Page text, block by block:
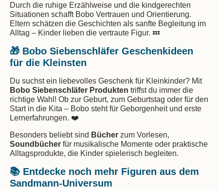
Durch die ruhige Erzählweise und die kindgerechten
Situationen schafft Bobo Vertrauen und Orientierung.
Eltern schätzen die Geschichten als sanfte Begleitung im
Alltag – Kinder lieben die vertraute Figur. 💤
🎁 Bobo Siebenschläfer Geschenkideen
für die Kleinsten
Du suchst ein liebevolles Geschenk für Kleinkinder? Mit
Bobo Siebenschläfer Produkten triffst du immer die
richtige Wahl! Ob zur Geburt, zum Geburtstag oder für den
Start in die Kita – Bobo steht für Geborgenheit und erste
Lernerfahrungen. ❤️
Besonders beliebt sind Bücher zum Vorlesen,
Soundbücher für musikalische Momente oder praktische
Alltagsprodukte, die Kinder spielerisch begleiten.
📚 Entdecke noch mehr Figuren aus dem
Sandmann-Universum